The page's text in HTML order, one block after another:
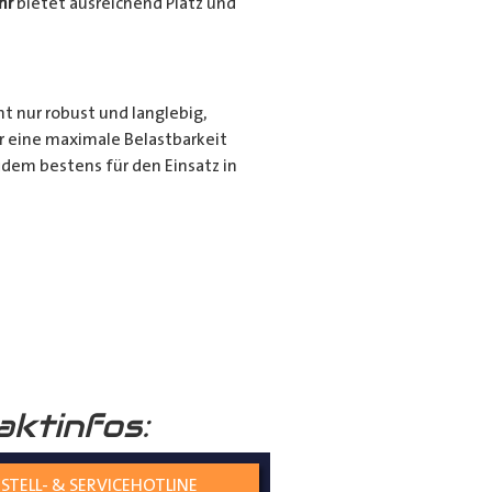
nur robust und langlebig,
eine maximale Belastbarkeit
bestens für den Einsatz in
& SERVICEHOTLINE